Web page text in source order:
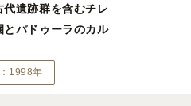
遺跡群を含むチレ
とパドゥーラのカル
1998年